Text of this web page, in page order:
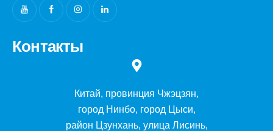
Контакты
Китай, провинция Чжэцзян,
город Нинбо, город Цыси,
район Цзунхань, улица Лисинь,